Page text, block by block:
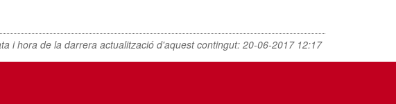
i hora de la darrera actualització d'aquest contingut: 20-06-2017 12:17